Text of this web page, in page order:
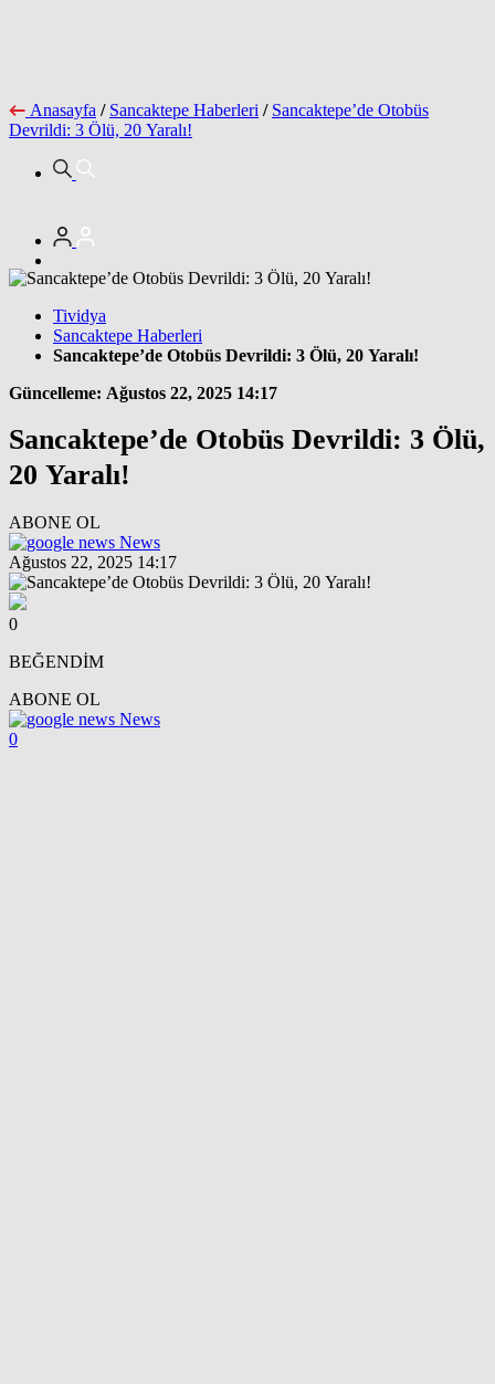
Anasayfa / Sancaktepe Haberleri / Sancaktepe’de Otobüs
Devrildi: 3 Ölü, 20 Yaralı!
Tividya
Sancaktepe Haberleri
Sancaktepe’de Otobüs Devrildi: 3 Ölü, 20 Yaralı!
Güncelleme: Ağustos 22, 2025 14:17
Sancaktepe’de Otobüs Devrildi: 3 Ölü,
20 Yaralı!
ABONE OL
News
Ağustos 22, 2025 14:17
0
BEĞENDİM
ABONE OL
News
0